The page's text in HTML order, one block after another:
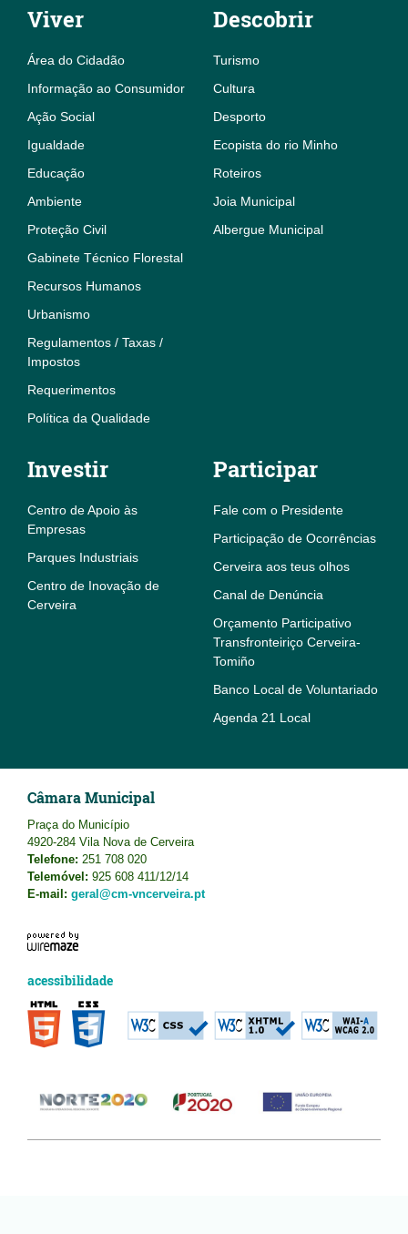
Viver
Área do Cidadão
Informação ao Consumidor
Ação Social
Igualdade
Educação
Ambiente
Proteção Civil
Gabinete Técnico Florestal
Recursos Humanos
Urbanismo
Regulamentos / Taxas /
Impostos
Requerimentos
Política da Qualidade
Descobrir
Turismo
Cultura
Desporto
Ecopista do rio Minho
Roteiros
Joia Municipal
Albergue Municipal
Investir
Centro de Apoio às
Empresas
Parques Industriais
Centro de Inovação de
Cerveira
Participar
Fale com o Presidente
Participação de Ocorrências
Cerveira aos teus olhos
Canal de Denúncia
Orçamento Participativo
Transfronteiriço Cerveira-
Tomiño
Banco Local de Voluntariado
Agenda 21 Local
Câmara Municipal
Praça do Município
4920-284 Vila Nova de Cerveira
Telefone: 251 708 020
Telemóvel: 925 608 411/12/14
E-mail: geral@cm-vncerveira.pt
acessibilidade